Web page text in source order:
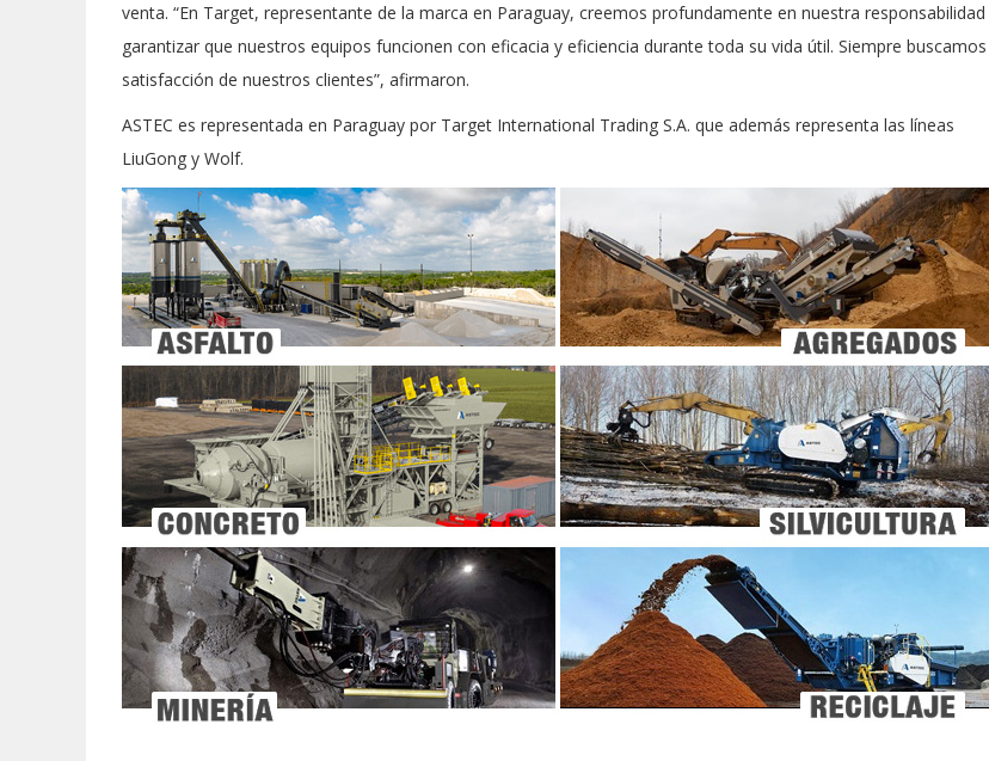
venta. “En Target, representante de la marca en Paraguay, creemos profundamente en nuestra responsabilidad
garantizar que nuestros equipos funcionen con eficacia y eficiencia durante toda su vida útil. Siempre buscamos
satisfacción de nuestros clientes”, afirmaron.
ASTEC es representada en Paraguay por Target International Trading S.A. que además representa las líneas
LiuGong y Wolf.